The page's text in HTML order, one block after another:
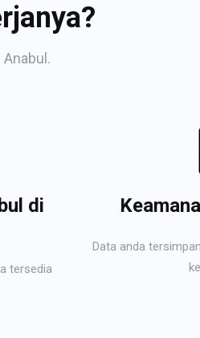
di
tersedia
Data anda